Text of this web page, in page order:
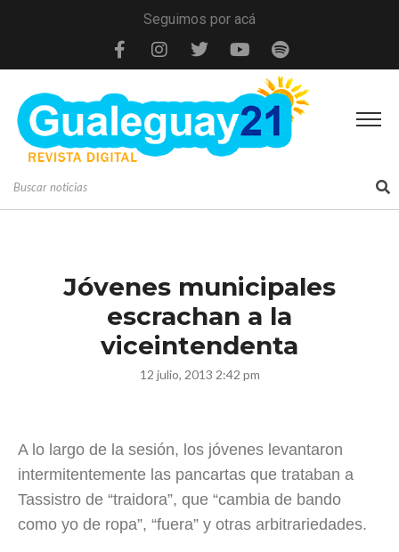
Seguimos por acá
Jóvenes municipales
escrachan a la
viceintendenta
12 julio, 2013 2:42 pm
A lo largo de la sesión, los jóvenes levantaron
intermitentemente las pancartas que trataban a
Tassistro de “traidora”, que “cambia de bando
como yo de ropa”, “fuera” y otras arbitrariedades.